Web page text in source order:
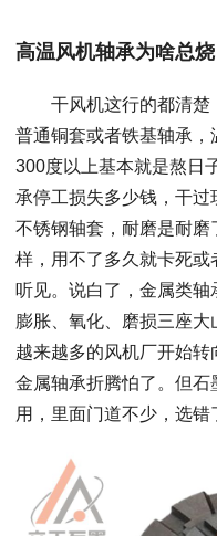
高温风机轴承为啥总
干风机这行的都清楚
普通铜套或者铁基轴承
300度以上基本就是熬日
承停工损失多少钱，干
不锈钢轴套，耐磨是耐
样，用不了多久就卡死
听见。说白了，金属类
膨胀、氧化、磨损三座
越来越多的风机厂开始转
金属轴承折腾怕了。但
用，里面门道不少，选错